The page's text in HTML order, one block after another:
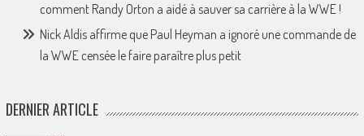
comment Randy Orton a aidé à sauver sa carrière à la WWE !
Nick Aldis affirme que Paul Heyman a ignoré une commande de
la WWE censée le faire paraître plus petit
DERNIER ARTICLE